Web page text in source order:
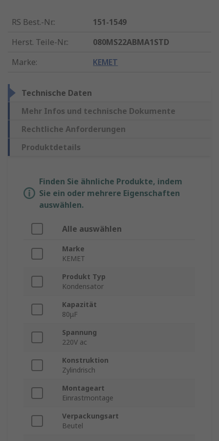
RS Best.-Nr.:
151-1549
Herst. Teile-Nr.:
080MS22ABMA1STD
Marke: KEMET
Technische Daten
Mehr Infos und technische Dokumente
Rechtliche Anforderungen
Produktdetails
Finden Sie ähnliche Produkte, indem
Sie ein oder mehrere Eigenschaften
auswählen.
Alle auswählen
Marke
KEMET
Produkt Typ
Kondensator
Kapazität
80μF
Spannung
220V ac
Konstruktion
Zylindrisch
Montageart
Einrastmontage
Verpackungsart
Beutel